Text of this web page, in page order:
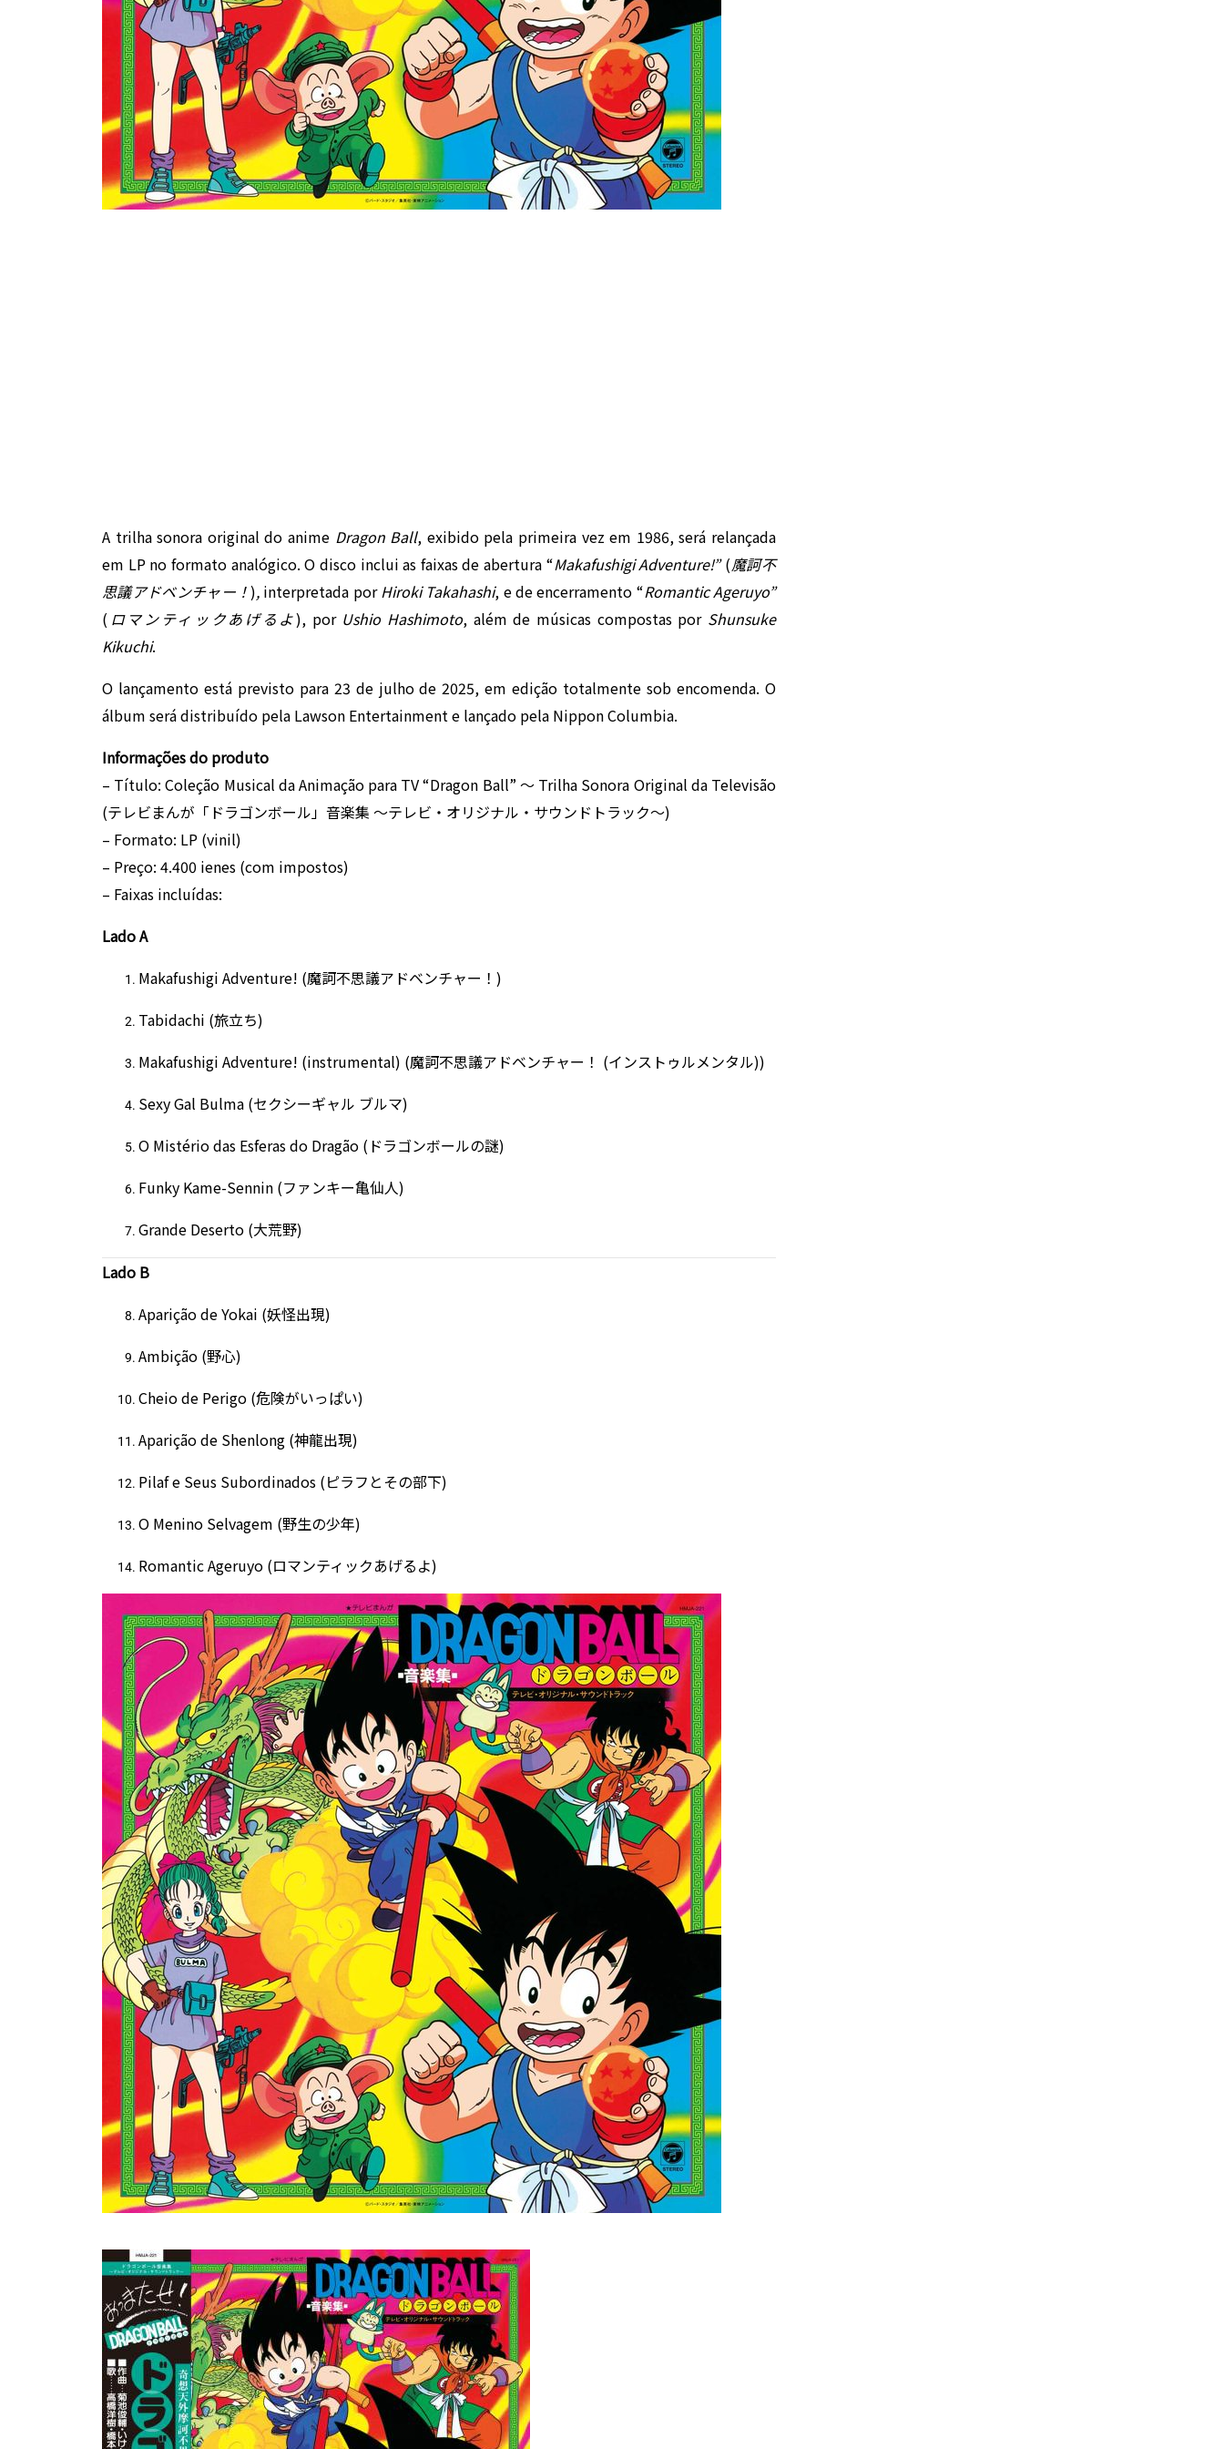
A trilha sonora original do anime Dragon Ball, exibido pela primeira vez em 1986, será relançada
em LP no formato analógico. O disco inclui as faixas de abertura “Makafushigi Adventure!”(魔訶不
思議アドベンチャー！), interpretada por Hiroki Takahashi, e de encerramento “Romantic Ageruyo”
( ロマンティックあげるよ), por Ushio Hashimoto, além de músicas compostas por Shunsuke
Kikuchi.
O lançamento está previsto para 23 de julho de 2025, em edição totalmente sob encomenda. O
álbum será distribuído pela Lawson Entertainment e lançado pela Nippon Columbia.
Informações do produto
– Título: Coleção Musical da Animação para TV “Dragon Ball” ～ Trilha Sonora Original da Televisão
(テレビまんが「ドラゴンボール」音楽集 ～テレビ・オリジナル・サウンドトラック～)
– Formato: LP (vinil)
– Preço: 4.400 ienes (com impostos)
– Faixas incluídas:
Lado A
Makafushigi Adventure! (魔訶不思議アドベンチャー！)
Tabidachi (旅立ち)
Makafushigi Adventure! (instrumental) (魔訶不思議アドベンチャー！ (インストゥルメンタル))
Sexy Gal Bulma (セクシーギャル ブルマ)
O Mistério das Esferas do Dragão (ドラゴンボールの謎)
Funky Kame-Sennin (ファンキー亀仙人)
Grande Deserto (大荒野)
Lado B
Aparição de Yokai (妖怪出現)
Ambição (野心)
Cheio de Perigo (危険がいっぱい)
Aparição de Shenlong (神龍出現)
Pilaf e Seus Subordinados (ピラフとその部下)
O Menino Selvagem (野生の少年)
Romantic Ageruyo (ロマンティックあげるよ)